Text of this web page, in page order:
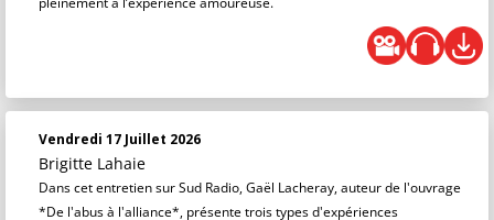
Vendredi 17 Juillet 2026
Brigitte Lahaie
Dans cet entretien sur Sud Radio, Gaël Lacheray, auteur de l'ouvrage
*De l'abus à l'alliance*, présente trois types d'expériences